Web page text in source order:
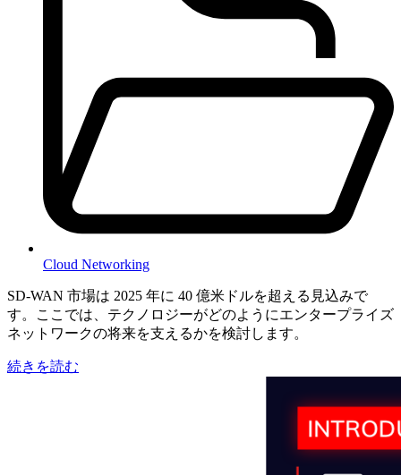
Cloud Networking
SD-WAN 市場は 2025 年に 40 億米ドルを超える見込みで
す。ここでは、テクノロジーがどのようにエンタープライズ
ネットワークの将来を支えるかを検討します。
続きを読む